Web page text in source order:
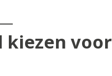
kiezen voor